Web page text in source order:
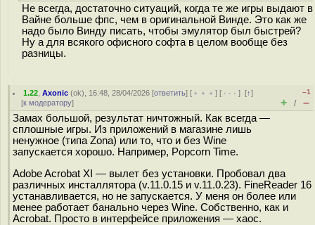
Не всегда, достаточно ситуаций, когда те же игры выдают в
Вайне больше фпс, чем в оригинальной Винде. Это как же
надо было Винду писать, чтобы эмулятор был быстрей?
Ну а для всякого офисного софта в целом вообще без
разницы.
1.22 ,Axonic (ok), 16:48, 28/04/2026 [ответить] [ ﹢﹢﹢] [ · · ·][↑]
[к модератору]
–1
+ / –
Замах большой, результат ничтожный. Как всегда —
сплошные игры. Из приложений в магазине лишь
ненужное (типа Zona) или то, что и без Wine
запускается хорошо. Например, Popcorn Time.
Adobe Acrobat XI — вылет без установки. Пробовал два
различных инсталлятора (v.11.0.15 и v.11.0.23). FineReader 16
устанавливается, но не запускается. У меня он более или
менее работает банально через Wine. Собственно, как и
Acrobat. Просто в интерфейсе приложения — хаос.